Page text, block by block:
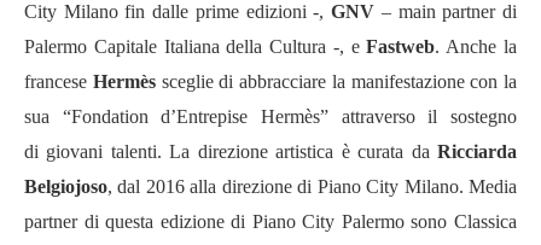
City Milano fin dalle prime edizioni -,GNV – main partner di
Palermo Capitale Italiana della Cultura -, eFastweb. Anche la
francese Hermèssceglie di abbracciare la manifestazione con la
sua “Fondation d’Entrepise Hermès” attraverso il sostegno
di giovani talenti. La direzione artistica è curata da Ricciarda
Belgiojoso, dal 2016 alla direzione di Piano City Milano. Media
partner di questa edizione di Piano City Palermo sono Classica